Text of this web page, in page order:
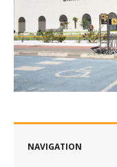
NAVIGATION